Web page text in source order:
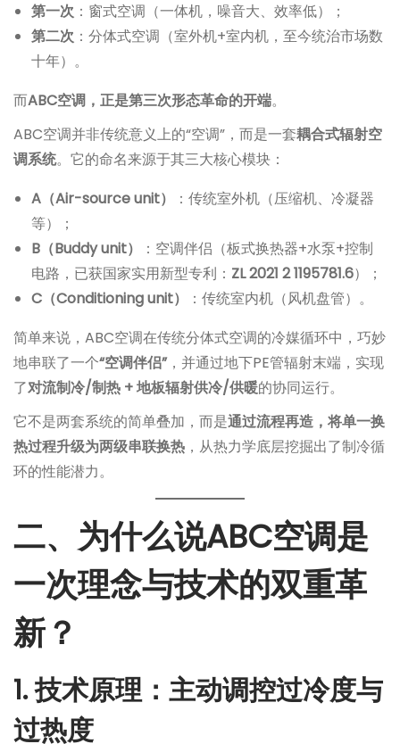
第一次 ：窗式空调（一体机，噪音大、效率低）；
第二次 ：分体式空调（室外机+室内机，至今统治市场数
十年）。
而ABC空调，正是第三次形态革命的开端。
ABC空调并非传统意义上的“空调”，而是一套耦合式辐射空
调系统。它的命名来源于其三大核心模块：
A（Air-source unit）
：传统室外机（压缩机、冷凝器
等）；
B（Buddy unit）
：空调伴侣（板式换热器+水泵+控制
电路，已获国家实用新型专利： ZL 2021 2 1195781.6）；
C（Conditioning unit）
：传统室内机（风机盘管）。
简单来说，ABC空调在传统分体式空调的冷媒循环中，巧妙
地串联了一个“空调伴侣”，并通过地下PE管辐射末端，实现
了对流制冷/制热 + 地板辐射供冷/供暖的协同运行。
它不是两套系统的简单叠加，而是通过流程再造，将单一换
热过程升级为两级串联换热 ，从热力学底层挖掘出了制冷循
环的性能潜力。
二、为什么说ABC空调是
一次理念与技术的双重革
新？
1. 技术原理：主动调控过冷度与
过热度